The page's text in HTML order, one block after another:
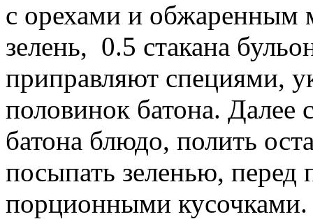
с орехами и обжаренным
зелень, 0.5 стакана
приправляют специями,
половинок батона. Далее
батона блюдо, полить
посыпать зеленью, перед
порционными кусочками.